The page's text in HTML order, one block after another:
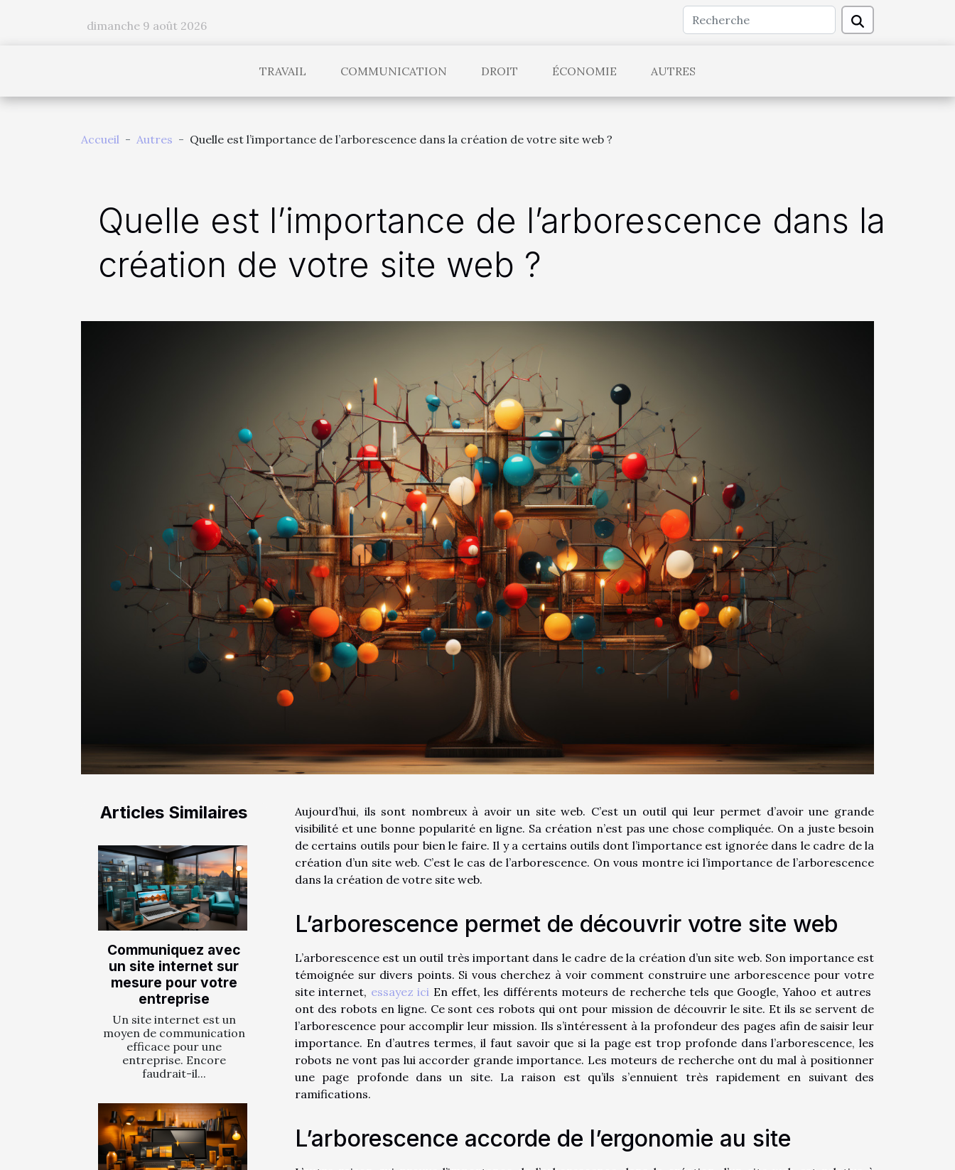
dimanche 9 août 2026
TRAVAIL COMMUNICATION DROIT ÉCONOMIE AUTRES
Accueil Autres Quelle est l’importance de l’arborescence dans la création de votre site web ?
Quelle est l’importance de l’arborescence dans la
création de votre site web ?
Articles Similaires
Communiquez avec
un site internet sur
mesure pour votre
entreprise
Un site internet est un
moyen de communication
efficace pour une
entreprise. Encore
faudrait-il...
Aujourd’hui, ils sont nombreux à avoir un site web. C’est un outil qui leur permet d’avoir une grande
visibilité et une bonne popularité en ligne. Sa création n’est pas une chose compliquée. On a juste besoin
de certains outils pour bien le faire. Il y a certains outils dont l’importance est ignorée dans le cadre de la
création d’un site web. C’est le cas de l’arborescence. On vous montre ici l’importance de l’arborescence
dans la création de votre site web.
L’arborescence permet de découvrir votre site web
L’arborescence est un outil très important dans le cadre de la création d’un site web. Son importance est
témoignée sur divers points. Si vous cherchez à voir comment construire une arborescence pour votre
site internet, essayez ici En effet, les différents moteurs de recherche tels que Google, Yahoo et autres
ont des robots en ligne. Ce sont ces robots qui ont pour mission de découvrir le site. Et ils se servent de
l’arborescence pour accomplir leur mission. Ils s’intéressent à la profondeur des pages afin de saisir leur
importance. En d’autres termes, il faut savoir que si la page est trop profonde dans l’arborescence, les
robots ne vont pas lui accorder grande importance. Les moteurs de recherche ont du mal à positionner
une page profonde dans un site. La raison est qu’ils s’ennuient très rapidement en suivant des
ramifications.
L’arborescence accorde de l’ergonomie au site